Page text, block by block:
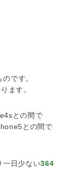
です。
ます。
との間で
との間で
一日少ない364